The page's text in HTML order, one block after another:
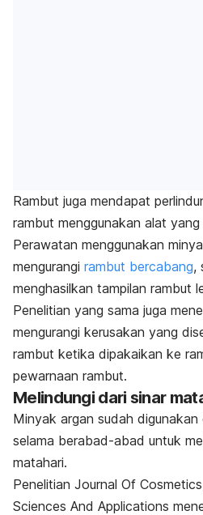
Rambut juga mendapat
rambut menggunakan alat yang
Perawatan menggunakan
mengurangi rambut bercabang,
menghasilkan tampilan rambut
Penelitian yang sama juga
mengurangi kerusakan yang
rambut ketika dipakaikan ke
pewarnaan rambut.
Melindungi dari sinar
Minyak argan sudah
selama berabad-abad untuk
matahari.
Penelitian Journal Of
Sciences And Applications